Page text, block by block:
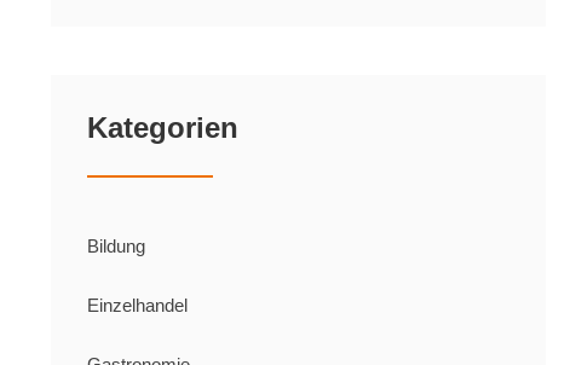
Kategorien
Bildung
Einzelhandel